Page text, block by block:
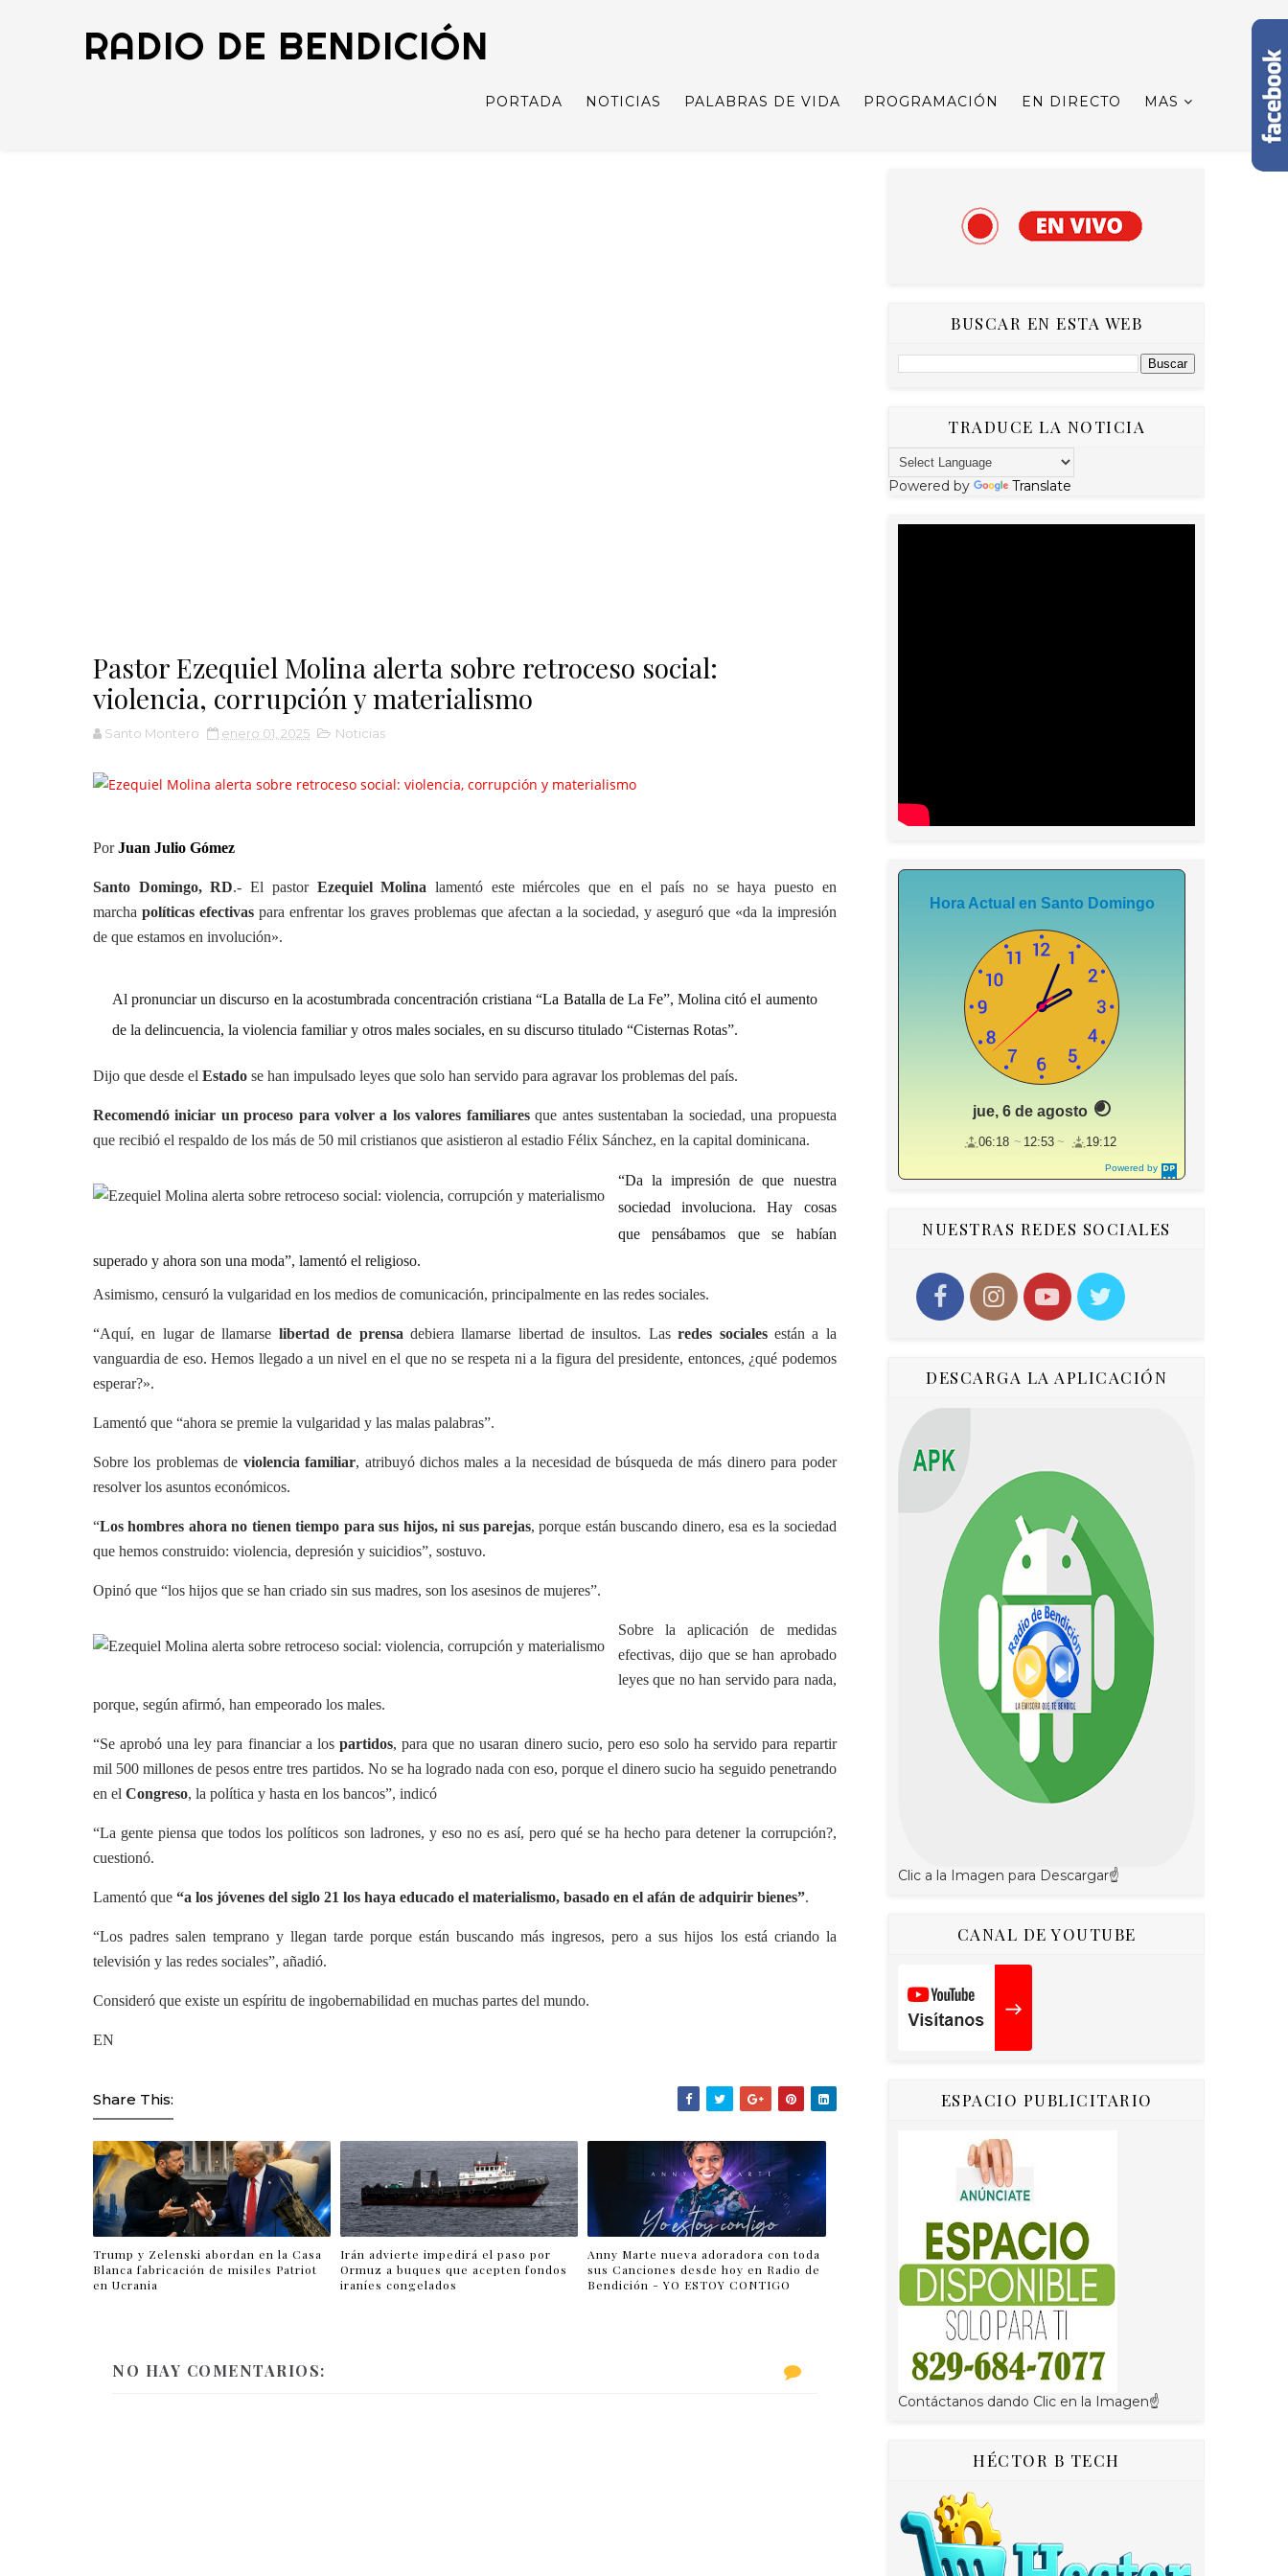
RADIO DE BENDICIÓN
PORTADA NOTICIAS PALABRAS DE VIDA PROGRAMACIÓN EN DIRECTO MAS
Pastor Ezequiel Molina alerta sobre retroceso social:
violencia, corrupción y materialismo
Santo Montero enero 01, 2025 Noticias
PorJuan Julio Gómez
Santo Domingo, RD.- El pastor Ezequiel Molina lamentó este miércoles que en el país no se haya puesto en
marcha políticas efectivaspara enfrentar los graves problemas que afectan a la sociedad, y aseguró que «da la impresión
de que estamos en involución».
Al pronunciar un discurso en la acostumbrada concentración cristiana “La Batalla de La Fe”, Molina citó el aumento
de la delincuencia, la violencia familiar y otros males sociales, en su discurso titulado “Cisternas Rotas”.
Dijo que desde el Estado se han impulsado leyes que solo han servido para agravar los problemas del país.
Recomendó iniciar un proceso para volver a los valores familiaresque antes sustentaban la sociedad, una propuesta
que recibió el respaldo de los más de 50 mil cristianos que asistieron al estadio Félix Sánchez, en la capital dominicana.
“Da la impresión de que nuestra
sociedad involuciona. Hay cosas
que pensábamos que se habían
superado y ahora son una moda”, lamentó el religioso.
Asimismo, censuró la vulgaridad en los medios de comunicación, principalmente en las redes sociales.
“Aquí, en lugar de llamarse libertad de prensa debiera llamarse libertad de insultos. Lasredes socialesestán a la
vanguardia de eso. Hemos llegado a un nivel en el que no se respeta ni a la figura del presidente, entonces, ¿qué podemos
esperar?».
Lamentó que “ahora se premie la vulgaridad y las malas palabras”.
Sobre los problemas de violencia familiar, atribuyó dichos males a la necesidad de búsqueda de más dinero para poder
resolver los asuntos económicos.
“Los hombres ahora no tienen tiempo para sus hijos, ni sus parejas, porque están buscando dinero, esa es la sociedad
que hemos construido: violencia, depresión y suicidios”, sostuvo.
Opinó que “los hijos que se han criado sin sus madres, son los asesinos de mujeres”.
Sobre la aplicación de medidas
efectivas, dijo que se han aprobado
leyes que no han servido para nada,
porque, según afirmó, han empeorado los males.
“Se aprobó una ley para financiar a lospartidos, para que no usaran dinero sucio, pero eso solo ha servido para repartir
mil 500 millones de pesos entre tres partidos. No se ha logrado nada con eso, porque el dinero sucio ha seguido penetrando
en el Congreso, la política y hasta en los bancos”, indicó
“La gente piensa que todos los políticos son ladrones, y eso no es así, pero qué se ha hecho para detener la corrupción?,
cuestionó.
Lamentó que “a los jóvenes del siglo 21 los haya educado el materialismo, basado en el afán de adquirir bienes”.
“Los padres salen temprano y llegan tarde porque están buscando más ingresos, pero a sus hijos los está criando la
televisión y las redes sociales”, añadió.
Consideró que existe un espíritu de ingobernabilidad en muchas partes del mundo.
EN
Share This:
Trump y Zelenski abordan en la Casa
Blanca fabricación de misiles Patriot
en Ucrania
Irán advierte impedirá el paso por
Ormuz a buques que acepten fondos
iraníes congelados
Anny Marte nueva adoradora con toda
sus Canciones desde hoy en Radio de
Bendición - YO ESTOY CONTIGO
NO HAY COMENTARIOS:
BUSCAR EN ESTA WEB
TRADUCE LA NOTICIA
Powered by Translate
Powered by
DaysPedia.c
Hora Actual en Santo Domingo
jue, 6 de agosto
06:18 12:53 19:12
NUESTRAS REDES SOCIALES
DESCARGA LA APLICACIÓN
Clic a la Imagen para Descargar☝
CANAL DE YOUTUBE
ESPACIO PUBLICITARIO
Contáctanos dando Clic en la Imagen☝
HÉCTOR B TECH